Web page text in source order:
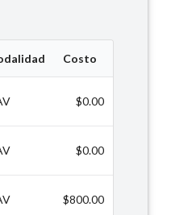
Costo
$0.00
$0.00
$800.00